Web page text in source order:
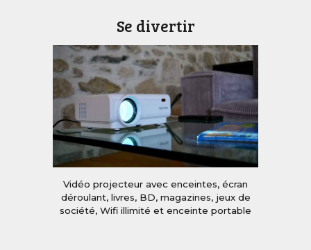
Se divertir
Vidéo projecteur avec enceintes, écran
déroulant, livres, BD, magazines, jeux de
société, Wifi illimité et enceinte portable